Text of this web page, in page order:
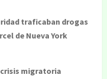
traficaban drogas
de Nueva York
crisis migratoria